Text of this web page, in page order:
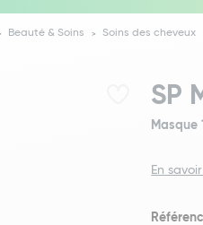
Beauté & Soins Soins des cheveux
SP
Masque
En